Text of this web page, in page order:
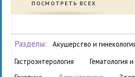
ПОСМОТРЕТЬ ВСЕХ
Разделы:
акушерство и
гастроэнтерология
гематология